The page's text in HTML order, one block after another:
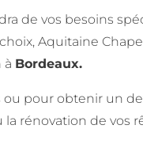
de vos besoins
Aquitaine
à Bordeaux.
pour obtenir un
rénovation de vos